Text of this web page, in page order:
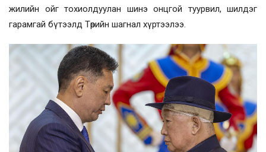
жилийн ойг тохиолдуулан шинэ онцгой туурвил, шилдэг
гарамгай бүтээлд Төрийн шагнал хүртээлээ.